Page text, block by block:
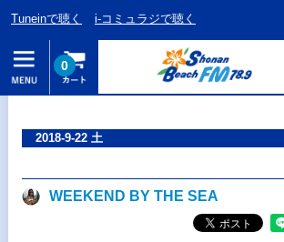
Tuneinで聴く i-コミュラジで聴く
0
2018-9-22 土
WEEKEND BY THE SEA